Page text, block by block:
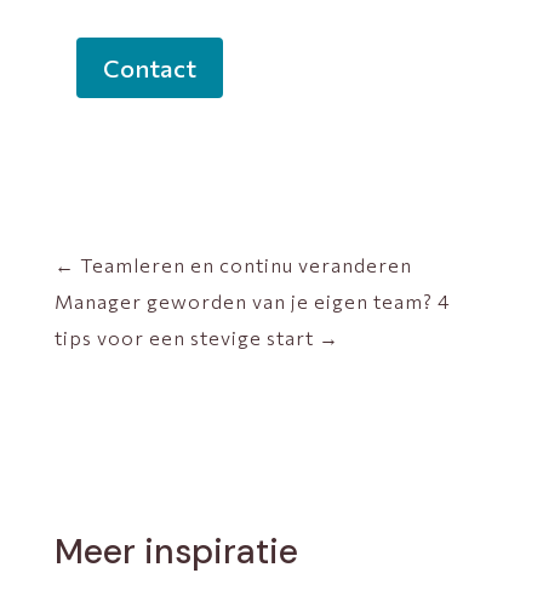
Contact
← Teamleren en continu veranderen
Manager geworden van je eigen team? 4
tips voor een stevige start →
Meer inspiratie